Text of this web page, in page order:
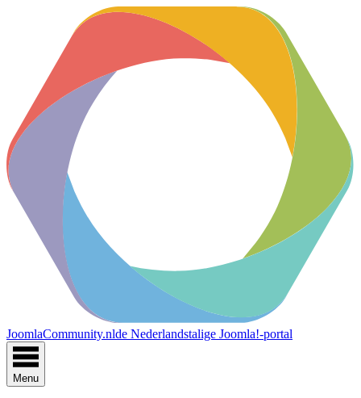
JoomlaCommunity.nlde Nederlandstalige Joomla!-portal
Menu